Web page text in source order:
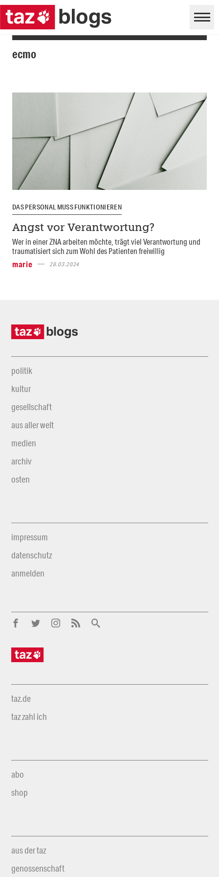
ecmo
DAS PERSONAL MUSS FUNKTIONIEREN
Angst vor Verantwortung?
Wer in einer ZNA arbeiten möchte, trägt viel Verantwortung und
traumatisiert sich zum Wohl des Patienten freiwillig
marie
28.03.2024
politik
kultur
gesellschaft
aus aller welt
medien
archiv
osten
impressum
datenschutz
anmelden
taz.de
taz zahl ich
abo
shop
aus der taz
genossenschaft